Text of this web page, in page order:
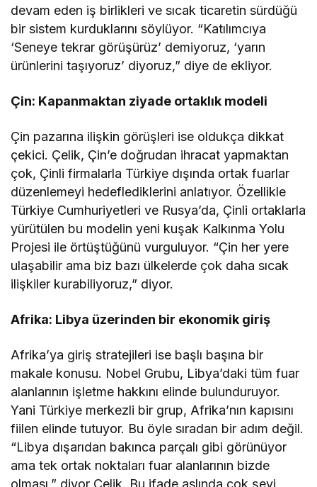
devam eden iş birlikleri ve sıcak ticaretin sürdüğü
bir sistem kurduklarını söylüyor. “Katılımcıya
‘Seneye tekrar görüşürüz’ demiyoruz, ‘yarın
ürünlerini taşıyoruz’ diyoruz,” diye de ekliyor.
Çin: Kapanmaktan ziyade ortaklık modeli
Çin pazarına ilişkin görüşleri ise oldukça dikkat
çekici. Çelik, Çin’e doğrudan ihracat yapmaktan
çok, Çinli firmalarla Türkiye dışında ortak fuarlar
düzenlemeyi hedeflediklerini anlatıyor. Özellikle
Türkiye Cumhuriyetleri ve Rusya’da, Çinli ortaklarla
yürütülen bu modelin yeni kuşak Kalkınma Yolu
Projesi ile örtüştüğünü vurguluyor. “Çin her yere
ulaşabilir ama biz bazı ülkelerde çok daha sıcak
ilişkiler kurabiliyoruz,” diyor.
Afrika: Libya üzerinden bir ekonomik giriş
Afrika’ya giriş stratejileri ise başlı başına bir
makale konusu. Nobel Grubu, Libya’daki tüm fuar
alanlarının işletme hakkını elinde bulunduruyor.
Yani Türkiye merkezli bir grup, Afrika’nın kapısını
fiilen elinde tutuyor. Bu öyle sıradan bir adım değil.
“Libya dışarıdan bakınca parçalı gibi görünüyor
ama tek ortak noktaları fuar alanlarının bizde
olması,” diyor Çelik. Bu ifade aslında çok şeyi